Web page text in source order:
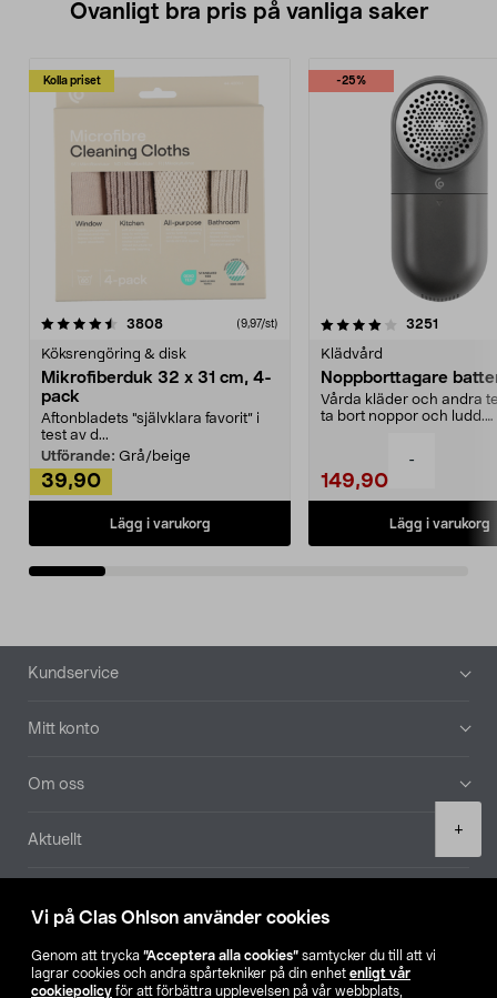
Vi på Clas Ohlson använder cookies
Genom att trycka ”Acceptera alla cookies” samtycker du till att vi
lagrar cookies och andra spårtekniker på din enhet enligt vår
cookiepolicy för att förbättra upplevelsen på vår webbplats,
-
+
Ovanligt bra pris på vanliga saker
Kolla priset
3808recensioner (9,97/st)
Köksrengöring & disk
Mikrofiberduk 32 x 31 cm, 4-
pack
Aftonbladets "självklara favorit” i
test av d...
Utförande: Grå/beige
39,90
Lägg i varukorg
-25%
4.0av 5 stjärnor 3251
Klädvård
Noppborttagare
Vårda kläder och andra
ta bort noppor och ludd.
149,90
Lägg i varukorg
4.5av 5 stjärnor
Sidfot
Kundservice
Mitt konto
Om oss
Aktuellt
Hitta butik